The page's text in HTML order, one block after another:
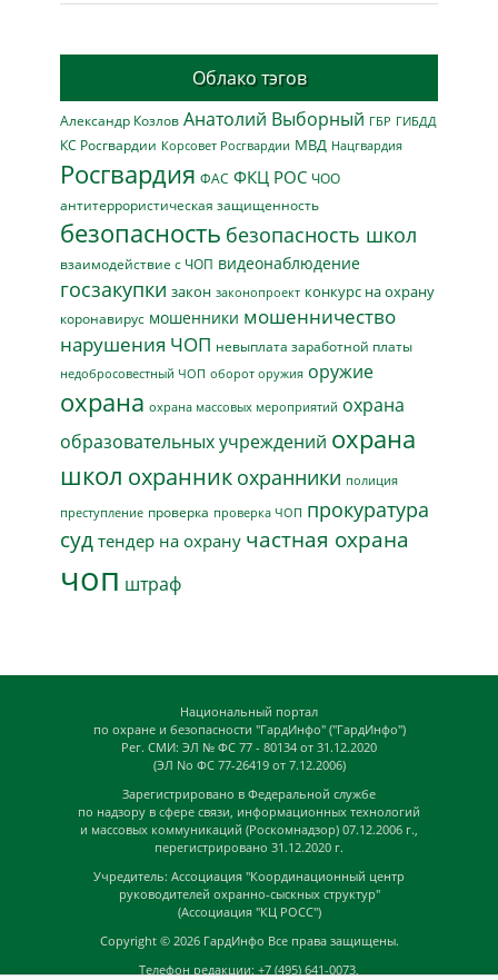
Облако тэгов
Александр Козлов Анатолий Выборный ГБР ГИБДД
КС Росгвардии Корсовет Росгвардии МВД Нацгвардия
Росгвардия ФАС ФКЦ РОС ЧОО
антитеррористическая защищенность
безопасность безопасность школ
взаимодействие с ЧОП видеонаблюдение
госзакупки закон законопроект конкурс на охрану
коронавирус мошенники мошенничество
нарушения ЧОП невыплата заработной платы
недобросовестный ЧОП оборот оружия оружие
охрана охрана массовых мероприятий охрана
образовательных учреждений охрана
школ охранник охранники полиция
преступление проверка проверка ЧОП прокуратура
суд тендер на охрану частная охрана
чоп штраф
Национальный портал
по охране и безопасности "ГардИнфо" ("ГардИнфо")
Рег. СМИ: ЭЛ № ФС 77 - 80134 от 31.12.2020
(ЭЛ No ФС 77-26419 от 7.12.2006)
Зарегистрировано в Федеральной службе
по надзору в сфере связи, информационных технологий
и массовых коммуникаций (Роскомнадзор) 07.12.2006 г.,
перегистрировано 31.12.2020 г.
Учредитель: Ассоциация "Координационный центр
руководителей охранно-сыскных структур"
(Ассоциация "КЦ РОСС")
Copyright © 2026 ГардИнфо Все права защищены.
Телефон редакции: +7 (495) 641-0073,